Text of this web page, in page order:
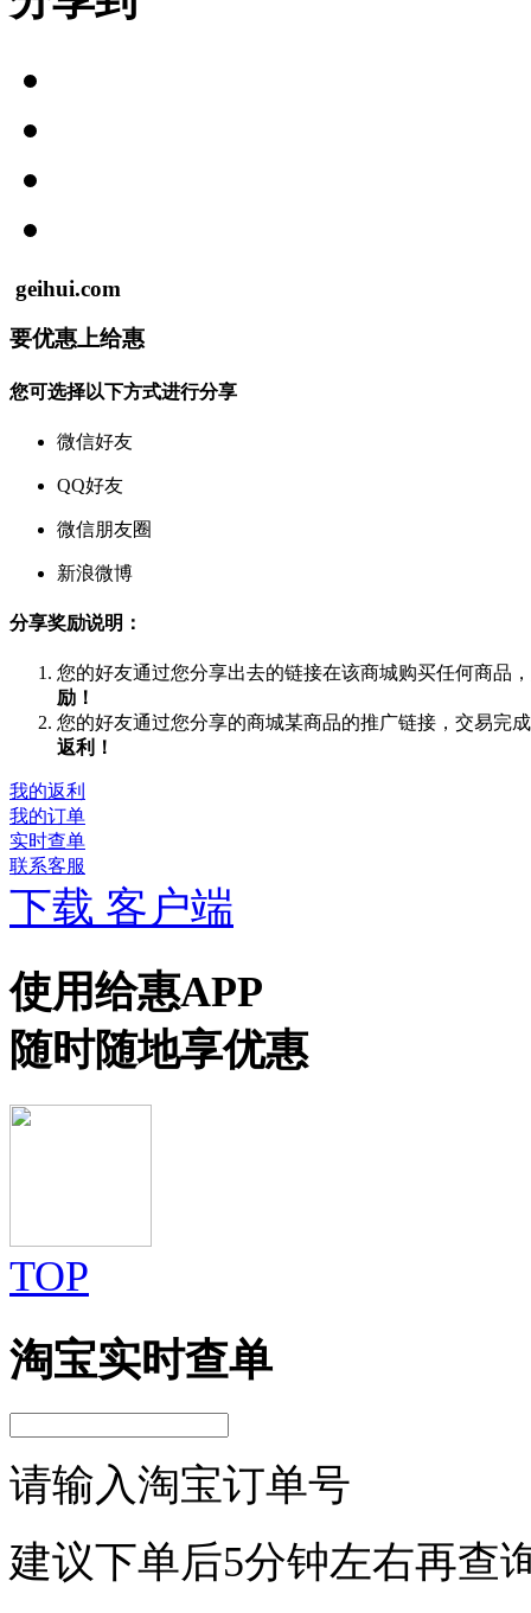
geihui.com
要优惠上给惠
您可选择以下方式进行分享
微信好友
QQ好友
微信朋友圈
新浪微博
分享奖励说明：
您的好友通过您分享出去的链接在该商城购买任何商品
励！
您的好友通过您分享的商城某商品的推广链接，交易完
返利！
我的返利
我的订单
实时查单
联系客服
下载 客户端
使用给惠APP
随时随地享优惠
TOP
淘宝实时查单
请输入淘宝订单号
建议下单后5分钟左右再查